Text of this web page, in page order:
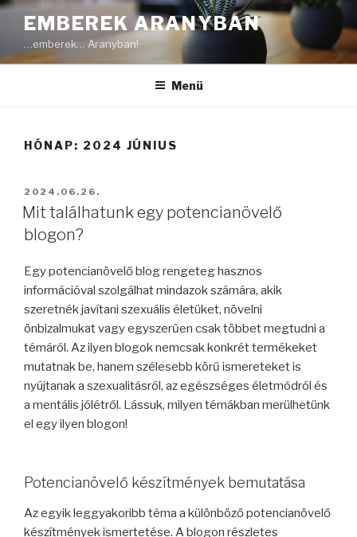
Tartalomhoz
EMBEREK ARANYBAN
…emberek… Aranyban!
Menü
HÓNAP: 2024 JÚNIUS
BEKÜLDVE:
2024.06.26.
Mit találhatunk egy potencianövelő
blogon?
Egy potencianövelő blog rengeteg hasznos
információval szolgálhat mindazok számára, akik
szeretnék javítani szexuális életüket, növelni
önbizalmukat vagy egyszerűen csak többet megtudni a
témáról. Az ilyen blogok nemcsak konkrét termékeket
mutatnak be, hanem szélesebb körű ismereteket is
nyújtanak a szexualitásról, az egészséges életmódról és
a mentális jólétről. Lássuk, milyen témákban merülhetünk
el egy ilyen blogon!
Potencianövelő készítmények bemutatása
Az egyik leggyakoribb téma a különböző potencianövelő
készítmények ismertetése. A blogon részletes